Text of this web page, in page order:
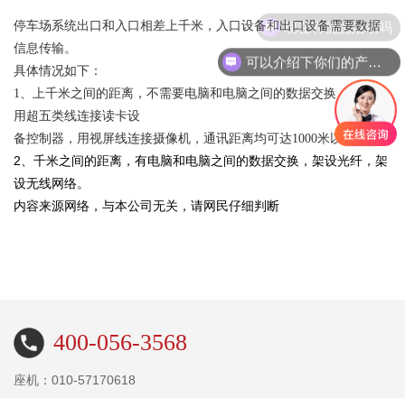
停车场系统出口和入口相差上千米，入口设备和出口设备需要数据
信息传输。
具体情况如下：
1、上千米之间的距离，不需要电脑和电脑之间的数据交换，可以采
用超五类线连接读卡设
备控制器，用视屏线连接摄像机，通讯距离均可达1000米以上。
2、千米之间的距离，有电脑和电脑之间的数据交换，架设光纤，架
设无线网络。
内容来源网络，与本公司无关，请网民仔细判断
400-056-3568
座机：010-57170618
可以介绍下你们的产品么
现在有优惠活动吗